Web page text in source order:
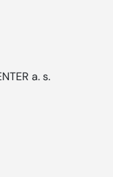
a. s.